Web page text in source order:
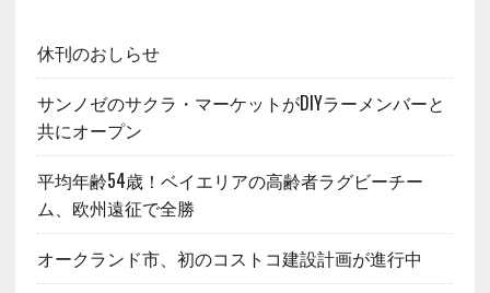
休刊のおしらせ
サンノゼのサクラ・マーケットがDIYラーメンバーと
共にオープン
平均年齢54歳！ベイエリアの高齢者ラグビーチー
ム、欧州遠征で全勝
オークランド市、初のコストコ建設計画が進行中